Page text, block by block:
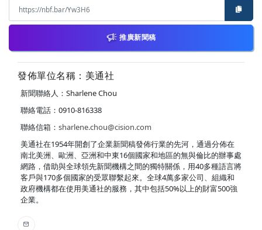
推廣新聞稿
發佈單位名稱：美通社
新聞聯絡人：Sharlene Chou
聯絡電話：0910-816338
聯絡信箱： sharlene.chou@cision.com
美通社在1954年開創了企業新聞稿發佈行業的先河，通過分佈在
南北美洲、歐洲、亞洲和中東16個國家和地區的無與倫比的辦事處
網路，借助與全球領先新聞機構之間的獨特關係，用40多種語言將
客戶與170多個國家的受眾聯繫起來。全球4萬多家公司、組織和
政府機構都在使用美通社的服務，其中包括50%以上的財富500強
企業。